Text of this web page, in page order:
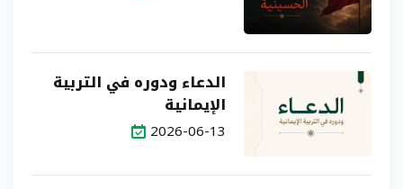
الدعاء ودوره في التربية
الإيمانية
2026-06-13